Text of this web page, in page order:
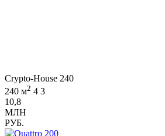
Crypto-House 240
240 м2 4 3
10,8
МЛН
РУБ.